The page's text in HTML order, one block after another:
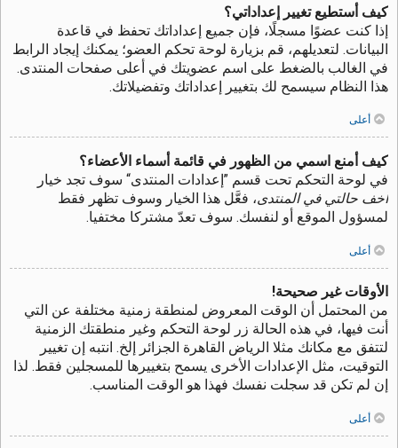
كيف أستطيع تغيير إعداداتي؟
إذا كنت عضوًا مسجلًا، فإن جميع إعداداتك تحفظ في قاعدة
البيانات. لتعديلهم، قم بزيارة لوحة تحكم العضو؛ يمكنك إيجاد الرابط
في الغالب بالضغط على اسم عضويتك في أعلى صفحات المنتدى.
هذا النظام سيسمح لك بتغيير إعداداتك وتفضيلاتك.
أعلى
كيف أمنع اسمي من الظهور في قائمة أسماء الأعضاء؟
في لوحة التحكم تحت قسم ”إعدادات المنتدى“ سوف تجد خيار
أخف حالتي في المنتدى، فعَّل هذا الخيار وسوف تظهر فقط
لمسؤول الموقع أو لنفسك. سوف تعدّ مشتركا مختفيا.
أعلى
الأوقات غير صحيحة!
من المحتمل أن الوقت المعروض لمنطقة زمنية مختلفة عن التي
أنت فيها، في هذه الحالة زر لوحة التحكم وغير منطقتك الزمنية
لتتفق مع مكانك مثلا الرياض القاهرة الجزائر إلخ. انتبه إن تغيير
التوقيت، مثل الإعدادات الأخرى يسمح بتغييرها للمسجلين فقط. لذا
إن لم تكن قد سجلت نفسك فهذا هو الوقت المناسب.
أعلى